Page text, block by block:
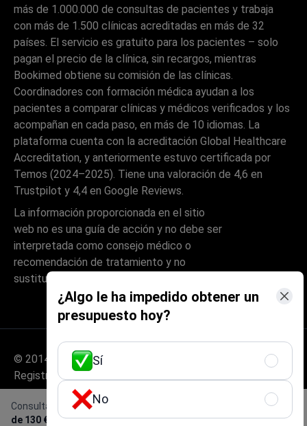
de 130 €
gratis
¿Algo le ha impedido obtener un
presupuesto hoy?
Sí
No
más de 1.000.000 de consultas de pacientes y trabaja
con más de 1.500 clínicas acreditadas en más de 32
países. El servicio es gratuito para los pacientes – solo
pagan el precio de la clínica, sin recargos, mientras
Bookimed obtiene su comisión de las clínicas.
Coordinadores con formación médica ayudan a los
pacientes a comparar clínicas y médicos verificados y los
acompañan en cada paso, en más de 10 idiomas. La
plataforma cuenta con la acreditación Global Healthcare
Accreditation, y anteriormente estuvo certificada por
Temos (2024–2025). Tiene una valoración de 4,6 en
Trustpilot y 4,4 en Google Reviews.
La información proporcionada en el sitio
web no es una guía de acción y no debe ser
interpretada como consejo médico o
recomendación de tratamiento y no
sustituye la visita a un médico.
© 2014-2026 Bookimed. Todos los derechos reservados.
Registrado Bookimed Limited No. 2371039